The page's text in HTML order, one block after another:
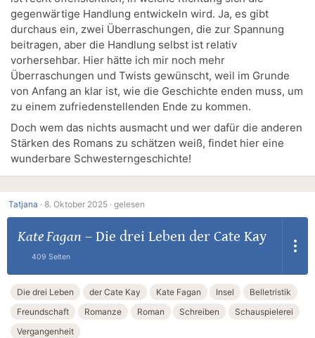
gegenwärtige Handlung entwickeln wird. Ja, es gibt
durchaus ein, zwei Überraschungen, die zur Spannung
beitragen, aber die Handlung selbst ist relativ
vorhersehbar. Hier hätte ich mir noch mehr
Überraschungen und Twists gewünscht, weil im Grunde
von Anfang an klar ist, wie die Geschichte enden muss, um
zu einem zufriedenstellenden Ende zu kommen.
Doch wem das nichts ausmacht und wer dafür die anderen
Stärken des Romans zu schätzen weiß, findet hier eine
wunderbare Schwesterngeschichte!
Tatjana · 8. Oktober 2025 · gelesen
Kate Fagan – Die drei Leben der Cate Kay
409 Seiten
Die drei Leben der Cate Kay Kate Fagan Insel
Belletristik
Freundschaft
Romanze Roman Schreiben
Schauspielerei
Vergangenheit